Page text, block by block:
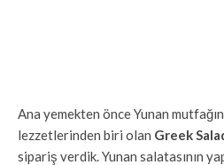
Ana yemekten önce Yunan
lezzetlerinden biri olan Greek
sipariş verdik. Yunan salatasının